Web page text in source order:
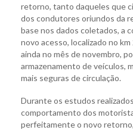
retorno, tanto daqueles que
dos condutores oriundos da
base nos dados coletados, a
novo acesso, localizado no
ainda no mês de novembro,
armazenamento de veículos,
mais seguras de circulação.
Durante os estudos
comportamento dos
perfeitamente o novo